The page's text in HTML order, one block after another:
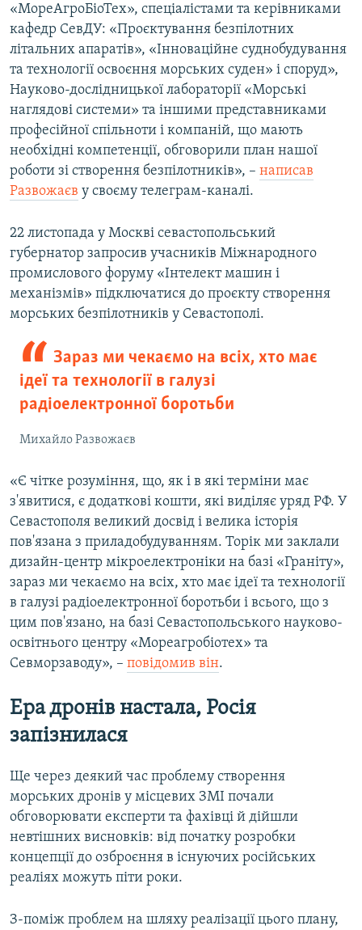
«МореАгроБіоТех», спеціалістами та керівниками
кафедр СевДУ: «Проєктування безпілотних
літальних апаратів», «Інноваційне суднобудування
та технології освоєння морських суден» і споруд»,
Науково-дослідницької лабораторії «Морські
наглядові системи» та іншими представниками
професійної спільноти і компаній, що мають
необхідні компетенції, обговорили план нашої
роботи зі створення безпілотників», – написав
Развожаєв у своєму телеграм-каналі.
22 листопада у Москві севастопольський
губернатор запросив учасників Міжнародного
промислового форуму «Інтелект машин і
механізмів» підключатися до проєкту створення
морських безпілотників у Севастополі.
Зараз ми чекаємо на всіх, хто має
ідеї та технології в галузі
радіоелектронної боротьби
Михайло Развожаєв
«Є чітке розуміння, що, як і в які терміни має
з'явитися, є додаткові кошти, які виділяє уряд РФ. У
Севастополя великий досвід і велика історія
пов'язана з приладобудуванням. Торік ми заклали
дизайн-центр мікроелектроніки на базі «Граніту»,
зараз ми чекаємо на всіх, хто має ідеї та технології
в галузі радіоелектронної боротьби і всього, що з
цим пов'язано, на базі Севастопольського науково-
освітнього центру «Мореагробіотех» та
Севморзаводу», – повідомив він.
Ера дронів настала, Росія
запізнилася
Ще через деякий час проблему створення
морських дронів у місцевих ЗМІ почали
обговорювати експерти та фахівці й дійшли
невтішних висновків: від початку розробки
концепції до озброєння в існуючих російських
реаліях можуть піти роки.
З-поміж проблем на шляху реалізації цього плану,